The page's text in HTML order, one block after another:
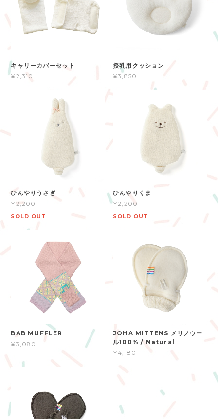
キャリーカバーセット
¥2,310
授乳用クッション
¥3,850
ひんやりうさぎ
¥2,200
SOLD OUT
ひんやりくま
¥2,200
SOLD OUT
BAB MUFFLER
¥3,080
JOHA MITTENS メリノウー
ル100% / Natural
¥4,180